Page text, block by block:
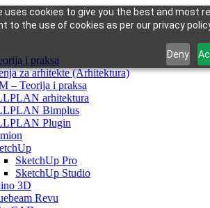
uses cookies to give you the best and most
to the use of cookies as per our privacy
Deny
i praksa
za arhitekte (Arhitektura)
– Teorija i praksa
arhitektura
Bimplus
Plugin
SketchUp Pro
SketchUp Studio
3D
Revu